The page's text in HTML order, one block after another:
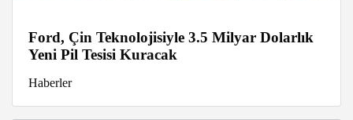
Ford, Çin Teknolojisiyle 3.5 Milyar Dolarlık
Yeni Pil Tesisi Kuracak
Haberler